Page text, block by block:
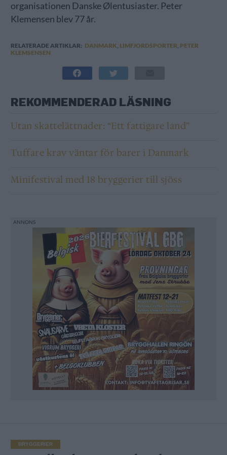
organisationen Danske Ølentusiaster. Peter
Klemensen blev 77 år.
RELATERADE ARTIKLAR: DANMARK LIMFJORDSPORTER PETER
KLEMSENSEN
REKOMMENDERAD LÄSNING
Utan skattelättnader: “Ett fattigare land”
Tuffare krav väntar för barer i Danmark
Minifestival med 18 bryggerier till sjöss
BRYGGERIER